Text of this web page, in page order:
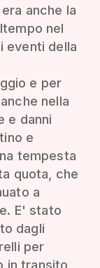
anche la
nel
eventi della
e per
nella
e danni
e
tempesta
quota, che
a
E' stato
dagli
per
in transito